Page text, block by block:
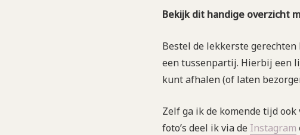
Bekijk dit handige overzicht
Bestel de lekkerste
een tussenpartij. Hierbij een
kunt afhalen (of laten
Zelf ga ik de komende tijd
foto’s deel ik via de Instagram